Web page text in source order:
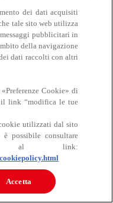
Carne
dei dati acquisiti
tale sito web utilizza
pubblicitari in
della navigazione
dati raccolti con altri
Cookie» di
il link “modifica le tue
utilizzati dal sito
possibile consultare
al link:
Accetta